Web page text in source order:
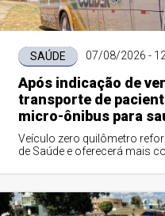
SAÚDE 07/08/2026 -
Após indicação de
transporte de
micro-ônibus para
Veículo zero quilômetro
de Saúde e oferecerá mais